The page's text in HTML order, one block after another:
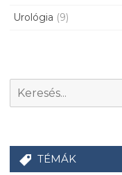
Urológia (9)
TÉMÁK